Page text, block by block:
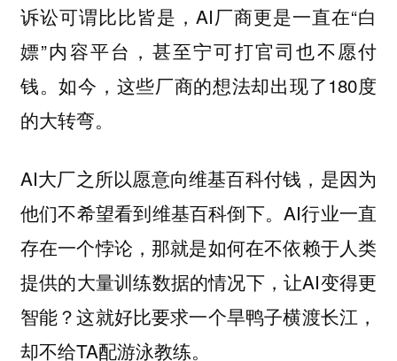
诉讼可谓比比皆是，AI厂商更是一直在“白
嫖”内容平台，甚至宁可打官司也不愿付
钱。如今，这些厂商的想法却出现了180度
的大转弯。
AI大厂之所以愿意向维基百科付钱，是因为
他们不希望看到维基百科倒下。AI行业一直
存在一个悖论，那就是如何在不依赖于人类
提供的大量训练数据的情况下，让AI变得更
智能？这就好比要求一个旱鸭子横渡长江，
却不给TA配游泳教练。